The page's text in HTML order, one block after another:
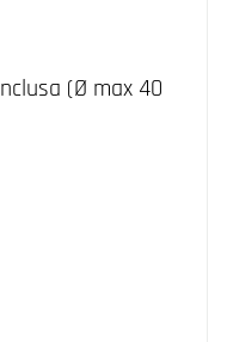
(Ø max 40